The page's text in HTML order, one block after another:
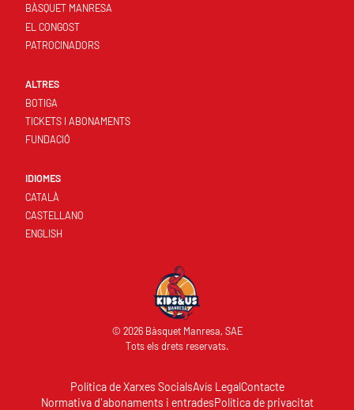
BÀSQUET MANRESA
EL CONGOST
PATROCINADORS
ALTRES
BOTIGA
TICKETS I ABONAMENTS
FUNDACIÓ
IDIOMES
CATALÀ
CASTELLANO
ENGLISH
© 2026 Bàsquet Manresa, SAE
Tots els drets reservats.
Política de Xarxes SocialsAvís LegalContacte
Normativa d'abonaments i entradesPolítica de privacitat